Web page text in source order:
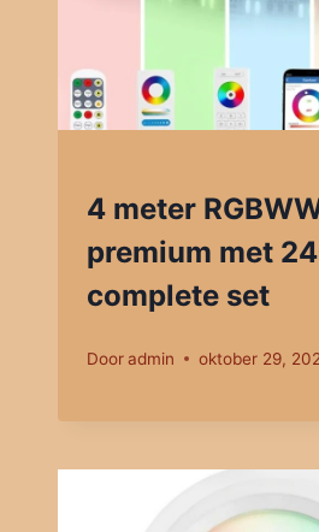
4 meter
premium met
complete set
Dooradmin oktober 29,